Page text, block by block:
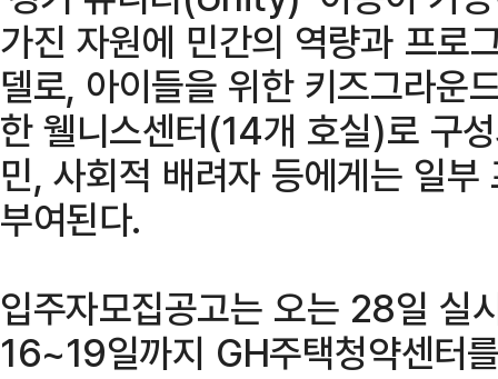
가진 자원에 민간의 역량과 프로
델로, 아이들을 위한 키즈그라운
한 웰니스센터(14개 호실)로 구
민, 사회적 배려자 등에게는 일
부여된다.
입주자모집공고는 오는 28일 실
16~19일까지 GH주택청약센터